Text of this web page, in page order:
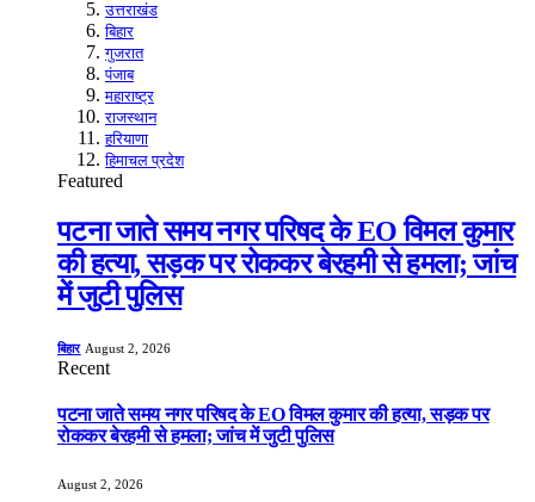
उत्तराखंड
बिहार
गुजरात
पंजाब
महाराष्ट्र
राजस्थान
हरियाणा
हिमाचल प्रदेश
Featured
पटना जाते समय नगर परिषद के EO विमल कुमार
की हत्या, सड़क पर रोककर बेरहमी से हमला; जांच
में जुटी पुलिस
बिहार August 2, 2026
Recent
पटना जाते समय नगर परिषद के EO विमल कुमार की हत्या, सड़क पर
रोककर बेरहमी से हमला; जांच में जुटी पुलिस
August 2, 2026